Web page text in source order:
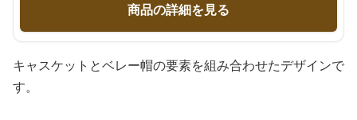
商品の詳細を見る
キャスケットとベレー帽の要素を組み合わせたデザインで
す。